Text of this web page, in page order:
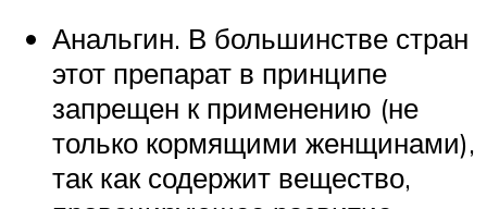
Анальгин. В большинстве стран
этот препарат в принципе
запрещен к применению (не
только кормящими женщинами),
так как содержит вещество,